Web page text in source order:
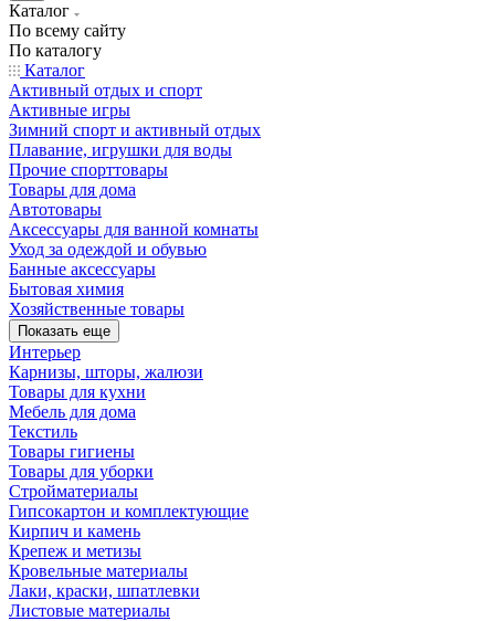
Каталог
По всему сайту
По каталогу
Каталог
Активный отдых и спорт
Активные игры
Зимний спорт и активный отдых
Плавание, игрушки для воды
Прочие спорттовары
Товары для дома
Автотовары
Аксессуары для ванной комнаты
Уход за одеждой и обувью
Банные аксессуары
Бытовая химия
Хозяйственные товары
Показать еще
Интерьер
Карнизы, шторы, жалюзи
Товары для кухни
Мебель для дома
Текстиль
Товары гигиены
Товары для уборки
Стройматериалы
Гипсокартон и комплектующие
Кирпич и камень
Крепеж и метизы
Кровельные материалы
Лаки, краски, шпатлевки
Листовые материалы